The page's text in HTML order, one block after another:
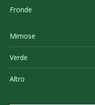
Fronde
Mimose
Verde
Altro